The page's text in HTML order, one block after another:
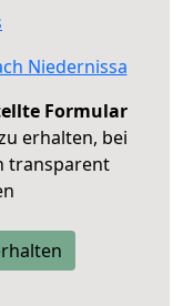
Niedernissa
Formular
erhalten, bei
transparent